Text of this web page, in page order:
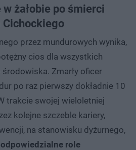
żałobie po śmierci
Cichockiego
przez mundurowych wynika,
cios dla wszystkich
Zmarły oficer
po raz pierwszy dokładnie 10
trakcie swojej wieloletniej
kolejne szczeble kariery,
na stanowisku dyżurnego,
role